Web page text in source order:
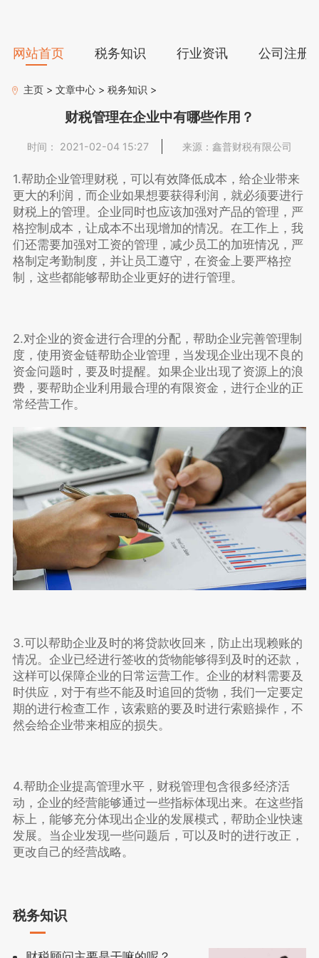
网站首页 税务知识 行业资讯 公司注册
主页> 文章中心> 税务知识 >
财税管理在企业中有哪些作用？
时间： 2021-02-04 15:27 来源：鑫普财税有限公司
1.帮助企业管理财税，可以有效降低成本，给企业带来
更大的利润，而企业如果想要获得利润，就必须要进行
财税上的管理。企业同时也应该加强对产品的管理，严
格控制成本，让成本不出现增加的情况。在工作上，我
们还需要加强对工资的管理，减少员工的加班情况，严
格制定考勤制度，并让员工遵守，在资金上要严格控
制，这些都能够帮助企业更好的进行管理。
2.对企业的资金进行合理的分配，帮助企业完善管理制
度，使用资金链帮助企业管理，当发现企业出现不良的
资金问题时，要及时提醒。如果企业出现了资源上的浪
费，要帮助企业利用最合理的有限资金，进行企业的正
常经营工作。
3.可以帮助企业及时的将贷款收回来，防止出现赖账的
情况。企业已经进行签收的货物能够得到及时的还款，
这样可以保障企业的日常运营工作。企业的材料需要及
时供应，对于有些不能及时追回的货物，我们一定要定
期的进行检查工作，该索赔的要及时进行索赔操作，不
然会给企业带来相应的损失。
4.帮助企业提高管理水平，财税管理包含很多经济活
动，企业的经营能够通过一些指标体现出来。在这些指
标上，能够充分体现出企业的发展模式，帮助企业快速
发展。当企业发现一些问题后，可以及时的进行改正，
更改自己的经营战略。
税务知识